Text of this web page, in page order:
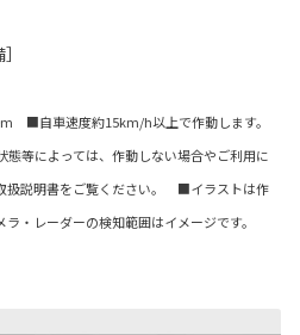
■自車速度約15km/h以上で作動します。
等によっては、作動しない場合やご利用に
扱説明書をご覧ください。 ■イラストは作
・レーダーの検知範囲はイメージです。